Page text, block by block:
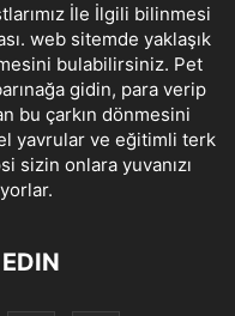
İle İlgili bilinmesi
web sitemde yaklaşık
bulabilirsiniz. Pet
gidin, para verip
bu çarkın dönmesini
yavrular ve eğitimli terk
sizin onlara yuvanızı